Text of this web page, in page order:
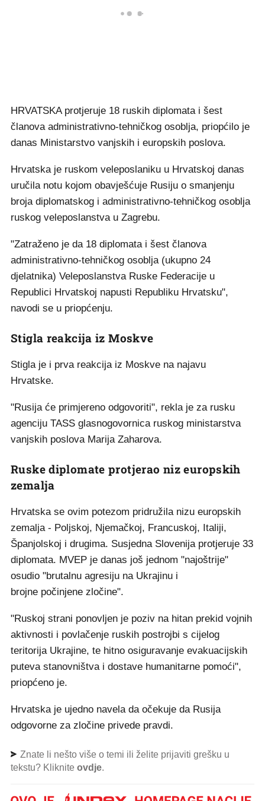
HRVATSKA protjeruje 18 ruskih diplomata i šest
članova administrativno-tehničkog osoblja, priopćilo je
danas Ministarstvo vanjskih i europskih poslova.
Hrvatska je ruskom veleposlaniku u Hrvatskoj danas
uručila notu kojom obavješćuje Rusiju o smanjenju
broja diplomatskog i administrativno-tehničkog osoblja
ruskog veleposlanstva u Zagrebu.
"Zatraženo je da 18 diplomata i šest članova
administrativno-tehničkog osoblja (ukupno 24
djelatnika) Veleposlanstva Ruske Federacije u
Republici Hrvatskoj napusti Republiku Hrvatsku",
navodi se u priopćenju.
Stigla reakcija iz Moskve
Stigla je i prva reakcija iz Moskve na najavu
Hrvatske.
"Rusija će primjereno odgovoriti", rekla je za rusku
agenciju TASS glasnogovornica ruskog ministarstva
vanjskih poslova Marija Zaharova.
Ruske diplomate protjerao niz europskih
zemalja
Hrvatska se ovim potezom pridružila nizu europskih
zemalja - Poljskoj, Njemačkoj, Francuskoj, Italiji,
Španjolskoj i drugima. Susjedna Slovenija protjeruje 33
diplomata. MVEP je danas još jednom "najoštrije"
osudio "brutalnu agresiju na Ukrajinu i
brojne počinjene zločine".
"Ruskoj strani ponovljen je poziv na hitan prekid vojnih
aktivnosti i povlačenje ruskih postrojbi s cijelog
teritorija Ukrajine, te hitno osiguravanje evakuacijskih
puteva stanovništva i dostave humanitarne pomoći",
priopćeno je.
Hrvatska je ujedno navela da očekuje da Rusija
odgovorne za zločine privede pravdi.
Znate li nešto više o temi ili želite prijaviti grešku u
tekstu? Kliknite ovdje.